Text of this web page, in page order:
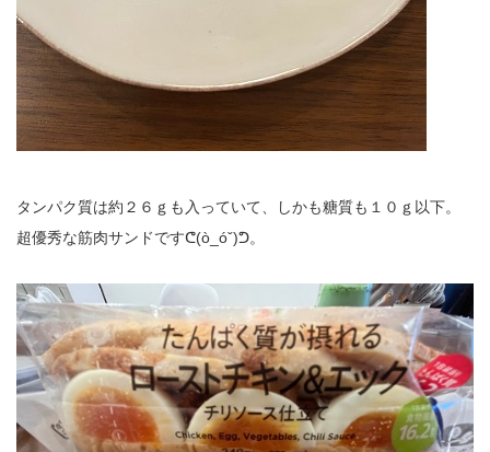
タンパク質は約２６ｇも入っていて、しかも糖質も１０ｇ以下。
超優秀な筋肉サンドですᕦ(ò_óˇ)ᕤ。